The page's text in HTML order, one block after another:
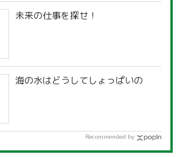
未来の仕事を探せ！
海の水はどうしてしょっぱいの
Recommended by